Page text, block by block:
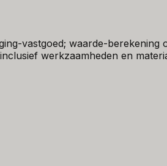
vastgoed; waarde-berekening
werkzaamheden en